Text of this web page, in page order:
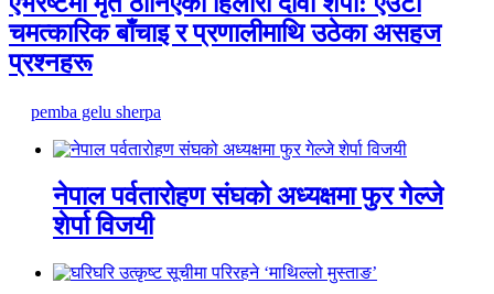
चमत्कारिक बाँचाइ र प्रणालीमाथि उठेका असहज
प्रश्नहरू
pemba gelu sherpa
नेपाल पर्वतारोहण संघको अध्यक्षमा फुर गेल्जे
शेर्पा विजयी